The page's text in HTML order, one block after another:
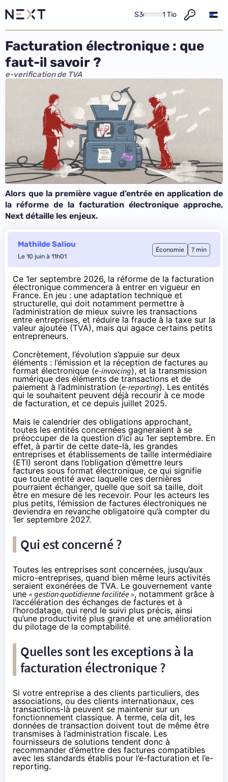
S3 1 Tio
Facturation électronique : que
faut-il savoir ?
e-verification de TVA
Alors que la première vague d’entrée en application de
la réforme de la facturation électronique approche,
Next détaille les enjeux.
Mathilde Saliou
Le 10 juin à 11h01
Économie 7 min
Ce 1er septembre 2026, la réforme de la facturation
électronique commencera à entrer en vigueur en
France. En jeu : une adaptation technique et
structurelle, qui doit notamment permettre à
l’administration de mieux suivre les transactions
entre entreprises, et réduire la fraude à la taxe sur la
valeur ajoutée (TVA), mais qui agace certains petits
entrepreneurs.
Concrètement, l’évolution s’appuie sur deux
éléments : l’émission et la réception de factures au
format électronique (e-invoicing), et la transmission
numérique des éléments de transactions et de
paiement à l’administration (e-reporting). Les entités
qui le souhaitent peuvent déjà recourir à ce mode
de facturation, et ce depuis juillet 2025.
Mais le calendrier des obligations approchant,
toutes les entités concernées gagneraient à se
préoccuper de la question d’ici au 1er septembre. En
effet, à partir de cette date-là, les grandes
entreprises et établissements de taille intermédiaire
(ETI) seront dans l’obligation d’émettre leurs
factures sous format électronique, ce qui signifie
que toute entité avec laquelle ces dernières
pourraient échanger, quelle que soit sa taille, doit
être en mesure de les recevoir. Pour les acteurs les
plus petits, l’émission de factures électroniques ne
deviendra en revanche obligatoire qu’à compter du
1er septembre 2027.
Qui est concerné ?
Toutes les entreprises sont concernées, jusqu’aux
micro-entreprises, quand bien même leurs activités
seraient exonérées de TVA. Le gouvernement vante
une « gestion quotidienne facilitée », notamment grâce à
l’accélération des échanges de factures et à
l’horodatage, qui rend le suivi plus précis, ainsi
qu’une productivité plus grande et une amélioration
du pilotage de la comptabilité.
Quelles sont les exceptions à la
facturation électronique ?
Si votre entreprise a des clients particuliers, des
associations, ou des clients internationaux, ces
transactions-là peuvent se maintenir sur un
fonctionnement classique. À terme, cela dit, les
données de transaction doivent tout de même être
transmises à l’administration fiscale. Les
fournisseurs de solutions tendent donc à
recommander d’émettre des factures compatibles
avec les standards établis pour l’e-facturation et l’e-
reporting.